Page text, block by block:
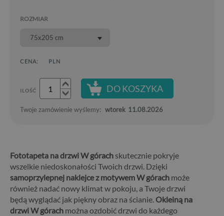
ROZMIAR
75x205 cm
CENA: PLN
ILOŚĆ DO KOSZYKA
Twoje zamówienie wyślemy: wtorek 11.08.2026
Fototapeta na drzwi W górach skutecznie pokryje
wszelkie niedoskonałości Twoich drzwi. Dzięki
samoprzylepnej naklejce z motywem W górach może
również nadać nowy klimat w pokoju, a Twoje drzwi
będą wyglądać jak piękny obraz na ścianie. Okleiną na
drzwi W górach można ozdobić drzwi do każdego